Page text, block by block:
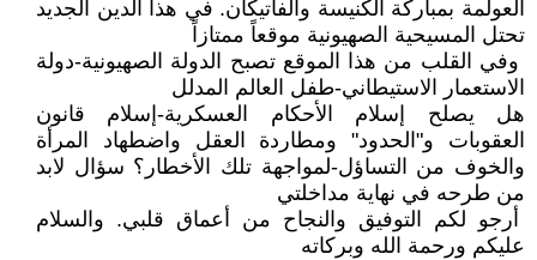
العولمة بمباركة الكنيسة والفاتيكان. في هذا الدين الجديد
تحتل المسيحية الصهيونية موقعاً ممتازاً
وفي القلب من هذا الموقع تصبح الدولة الصهيونية-دولة
الاستعمار الاستيطاني-طفل العالم المدلل
هل يصلح إسلام الأحكام العسكرية-إسلام قانون
العقوبات و"الحدود" ومطاردة العقل واضطهاد المرأة
والخوف من التساؤل-لمواجهة تلك الأخطار؟ سؤال لابد
من طرحه في نهاية مداخلتي
أرجو لكم التوفيق والنجاح من أعماق قلبي. والسلام
عليكم ورحمة الله وبركاته